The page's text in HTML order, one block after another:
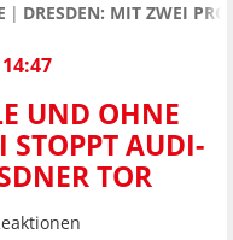
DRESDEN: MIT ZWEI
UND OHNE
STOPPT AUDI-
TOR